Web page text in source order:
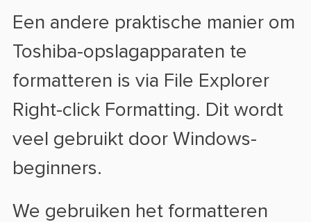
Een andere praktische manier om
Toshiba-opslagapparaten te
formatteren is via File Explorer
Right-click Formatting. Dit wordt
veel gebruikt door Windows-
beginners.
We gebruiken het formatteren